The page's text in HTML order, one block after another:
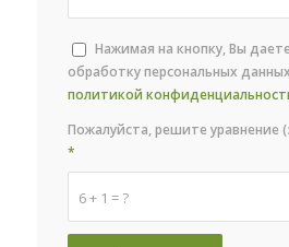
Нажимая на кнопку, Вы
обработку персональных
политикой
6 + 1 = ?
Пожалуйста, решите уравнение
*